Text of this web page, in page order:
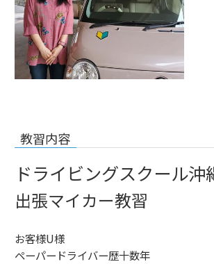
教習内容
ドライビングスクール沖
出張マイカー教習
お客様U様
ペーパードライバー歴十数年